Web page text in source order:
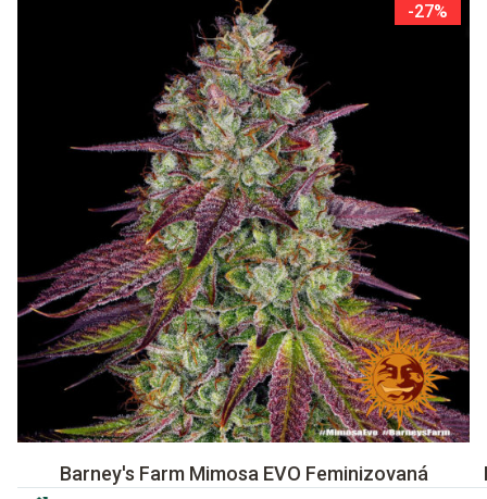
-27%
Barney's Farm Mimosa EVO Feminizovaná